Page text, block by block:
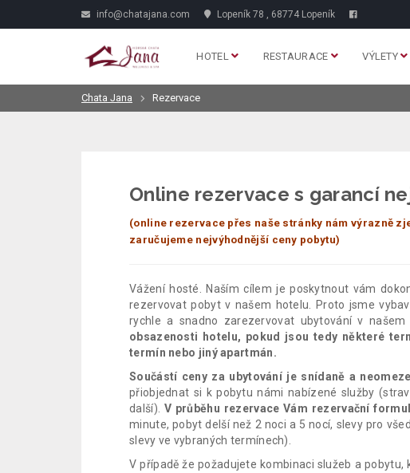
info@chatajana.com Lopeník 78 , 68774 Lopeník
HOTEL RESTAURACE VÝLETY
Chata Jana Rezervace
Online rezervace s garancí
(online rezervace přes naše stránky nám výrazně
zaručujeme nejvýhodnější ceny pobytu)
Vážení hosté. Naším cílem je poskytnout vám
rezervovat pobyt v našem hotelu. Proto jsme
rychle a snadno zarezervovat ubytování v našem
obsazenosti hotelu, pokud jsou tedy některé
termín nebo jiný apartmán.
Součástí ceny za ubytování je snídaně a
přiobjednat si k pobytu námi nabízené služby
další). V průběhu rezervace Vám rezervační
minute, pobyt delší než 2 noci a 5 nocí, slevy pro
slevy ve vybraných termínech).
V případě že požadujete kombinaci služeb a